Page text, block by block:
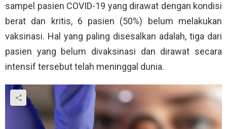
sampel pasien COVID-19 yang dirawat dengan kondisi
berat dan kritis, 6 pasien (50%) belum melakukan
vaksinasi. Hal yang paling disesalkan adalah, tiga dari
pasien yang belum divaksinasi dan dirawat secara
intensif tersebut telah meninggal dunia.